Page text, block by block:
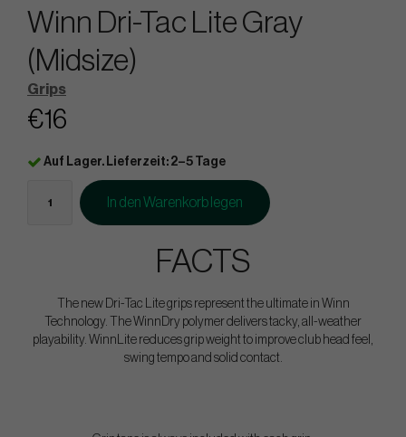
Winn Dri-Tac Lite Gray
(Midsize)
Grips
€16
Auf Lager. Lieferzeit: 2–5 Tage
In den Warenkorb legen
FACTS
The new Dri-Tac Lite grips represent the ultimate in Winn
Technology. The WinnDry polymer delivers tacky, all-weather
playability. WinnLite reduces grip weight to improve club head feel,
swing tempo and solid contact.